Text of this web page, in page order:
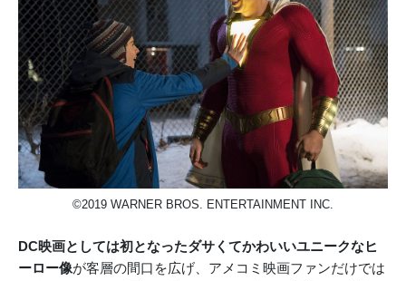
©2019 WARNER BROS. ENTERTAINMENT INC.
DC映画としては初となったダサくてかわいいユニークなヒ
ーロー像が客層の間口を広げ、アメコミ映画ファンだけでは